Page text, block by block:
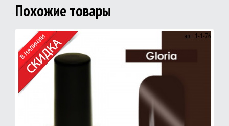
Похожие товары
арт: 1-1-76